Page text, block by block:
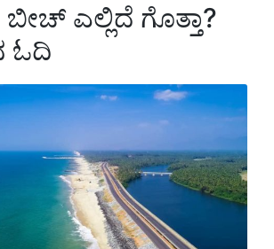
ಎಲ್ಲಿದೆ ಗೊತ್ತಾ?
ಓದಿ